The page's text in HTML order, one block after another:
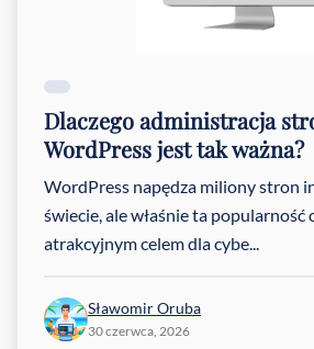
Dlaczego administracja
WordPress jest tak ważna?
WordPress napędza miliony stron
świecie, ale właśnie ta popularność
atrakcyjnym celem dla cybe...
Sławomir Oruba
30 czerwca, 2026